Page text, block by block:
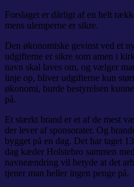
Forslaget er dårligt af en helt
mens ulemperne er sikre.
Den økonomiske gevinst ved et
udgifterne er sikre som amen i
navn skal laves om, og vælger
linje op, bliver udgifterne kun
økonomi, burde bestyrelsen
på.
Et stærkt brand er et af de mest
der lever af sponsorater. Og
bygget på en dag. Det har taget
dag kæder Holstebro sammen
navneændring vil betyde at det
tjener man heller ingen penge på.